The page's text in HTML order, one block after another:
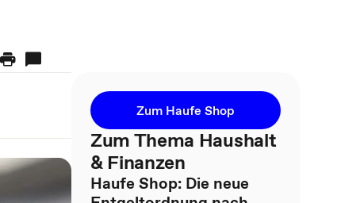
Zum Haufe Shop
Zum Thema Haushalt
& Finanzen
Haufe Shop: Die neue